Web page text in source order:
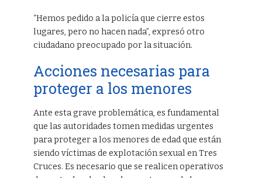
“Hemos pedido a la policía que cierre estos
lugares, pero no hacen nada”, expresó otro
ciudadano preocupado por la situación.
Acciones necesarias para
proteger a los menores
Ante esta grave problemática, es fundamental
que las autoridades tomen medidas urgentes
para proteger a los menores de edad que están
siendo víctimas de explotación sexual en Tres
Cruces. Es necesario que se realicen operativos